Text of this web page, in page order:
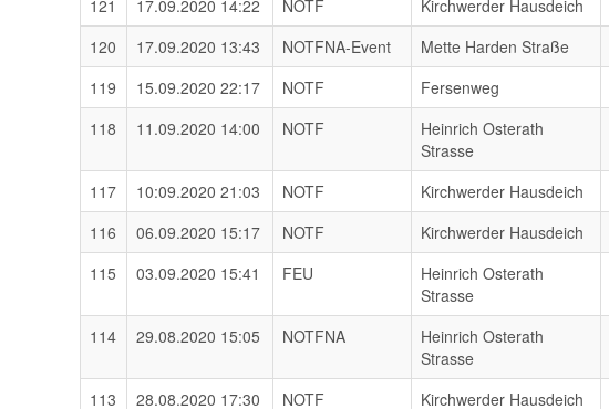
121
17.09.2020 14:22 NOTF Kirchwerder Hausdeich
120
17.09.2020 13:43 NOTFNA-Event Mette Harden Straße
119
15.09.2020 22:17 NOTF Fersenweg
118
11.09.2020 14:00 NOTF
Heinrich Osterath
Strasse
117 10:09.2020 21:03 NOTF Kirchwerder Hausdeich
116
06.09.2020 15:17 NOTF Kirchwerder Hausdeich
115
03.09.2020 15:41 FEU
Heinrich Osterath
Strasse
114 29.08.2020 15:05 NOTFNA
Heinrich Osterath
Strasse
113 28.08.2020 17:30 NOTF Kirchwerder Hausdeich